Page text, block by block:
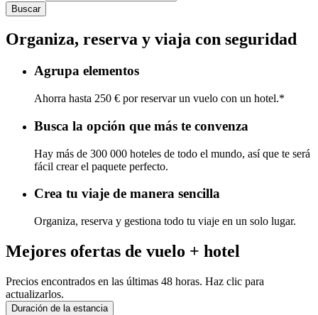
Buscar
Organiza, reserva y viaja con seguridad
Agrupa elementos
Ahorra hasta 250 € por reservar un vuelo con un hotel.*
Busca la opción que más te convenza
Hay más de 300 000 hoteles de todo el mundo, así que te será
fácil crear el paquete perfecto.
Crea tu viaje de manera sencilla
Organiza, reserva y gestiona todo tu viaje en un solo lugar.
Mejores ofertas de vuelo + hotel
Precios encontrados en las últimas 48 horas. Haz clic para
actualizarlos.
Duración de la estancia